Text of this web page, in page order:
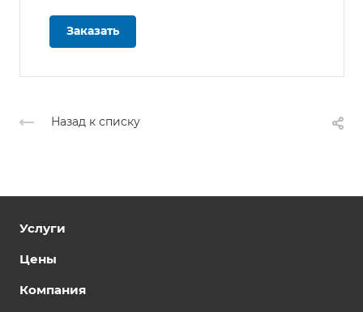
Заказать
Назад к списку
Услуги
Цены
Компания